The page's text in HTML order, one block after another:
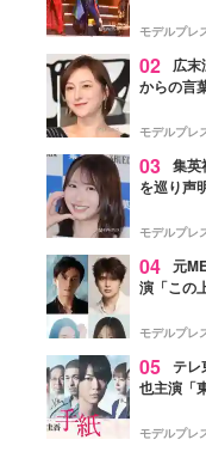
ま
進んで夢
モデルプレ
02
広末
からの言
モデルプレ
03 集英
を巡り声
モデルプレ
04 元
演「この
ャスト発
モデルプレ
05 テレ
也主演「
モデルプレ